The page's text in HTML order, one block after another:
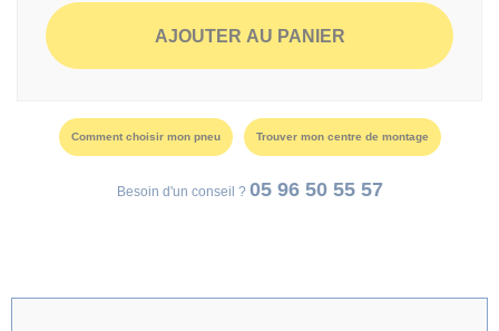
AJOUTER AU PANIER
Comment choisir mon pneu Trouver mon centre de montage
Besoin d'un conseil ? 05 96 50 55 57